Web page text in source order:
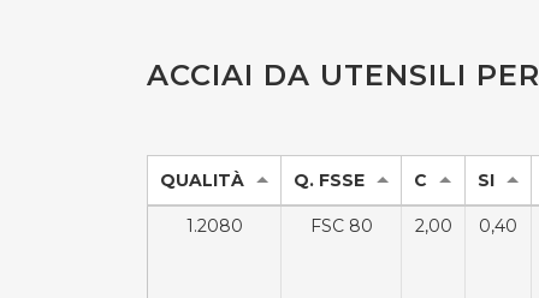
ACCIAI DA UTENSILI
QUALITÀ Q. FSSE C SI
1.2080 FSC 80 2,00 0,40